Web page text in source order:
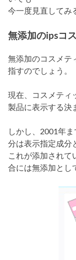
今一度見直してみ
無添加のipsコ
無添加のコスメテ
指すのでしょう。
現在、コスメティ
製品に表示する決
しかし、2001年
分は表示指定成分
これが添加されて
合には無添加とし